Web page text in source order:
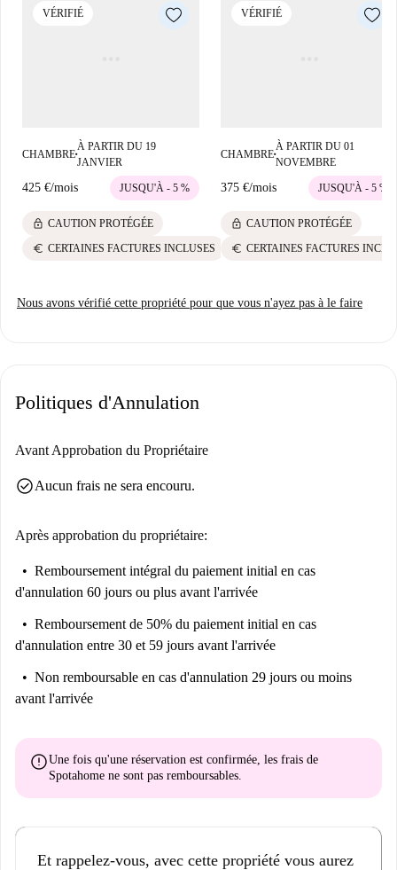
L'appartement est idéalement situé à Villegas, à Séville. À proximité,
VÉRIFIÉ
CHAMBRE■
À PARTIR DU 19
JANVIER
425 €/mois JUSQU'À - 5 %
lock CAUTION PROTÉGÉE
euro CERTAINES FACTURES INCLUSES
VÉRIFIÉ
CHAMBRE■
À PARTIR DU 01
NOVEMBRE
375 €/mois JUSQU'À - 5 %
lock CAUTION PROTÉGÉE
euro CERTAINES FACTURES
Nous avons vérifié cette propriété pour que vous n'ayez pas à le faire
Politiques d'Annulation
Avant Approbation du Propriétaire
check_circleAucun frais ne sera encouru.
Après approbation du propriétaire:
Remboursement intégral du paiement initial en cas
d'annulation 60 jours ou plus avant l'arrivée
Remboursement de 50% du paiement initial en cas
d'annulation entre 30 et 59 jours avant l'arrivée
Non remboursable en cas d'annulation 29 jours ou moins
avant l'arrivée
errorUne fois qu'une réservation est confirmée, les frais de
Spotahome ne sont pas remboursables
Et rappelez-vous, avec cette propriété vous aurez